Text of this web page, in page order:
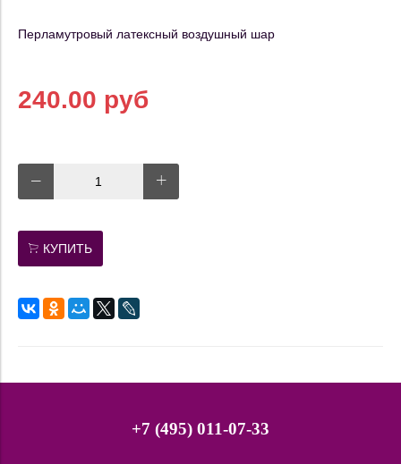
Перламутровый латексный воздушный шар
240.00 руб
КУПИТЬ
+7 (495) 011-07-33